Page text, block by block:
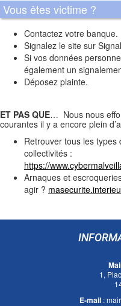
Vous êtes victime ?
Contactez votre banque.
Signalez le site sur
Si vos données
également un
Déposez plainte.
ET PAS QUE… Nous nous
courantes il y a encore plein
Retrouver tous les
collectivités :
https://
Arnaques et
agir ?
1,
E-mail :